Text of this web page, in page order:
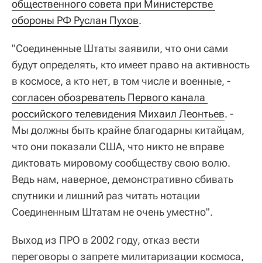
общественного совета при Министерстве
обороны РФ Руслан Пухов.
"Соединенные Штаты заявили, что они сами
будут определять, кто имеет право на активность
в космосе, а кто нет, в том числе и военные, -
согласен обозреватель Первого канала
российского телевидения Михаил Леонтьев. -
Мы должны быть крайне благодарны китайцам,
что они показали США, что никто не вправе
диктовать мировому сообществу свою волю.
Ведь нам, наверное, демонстративно сбивать
спутники и лишний раз читать нотации
Соединенным Штатам не очень уместно".
Выход из ПРО в 2002 году, отказ вести
переговоры о запрете милитаризации космоса,